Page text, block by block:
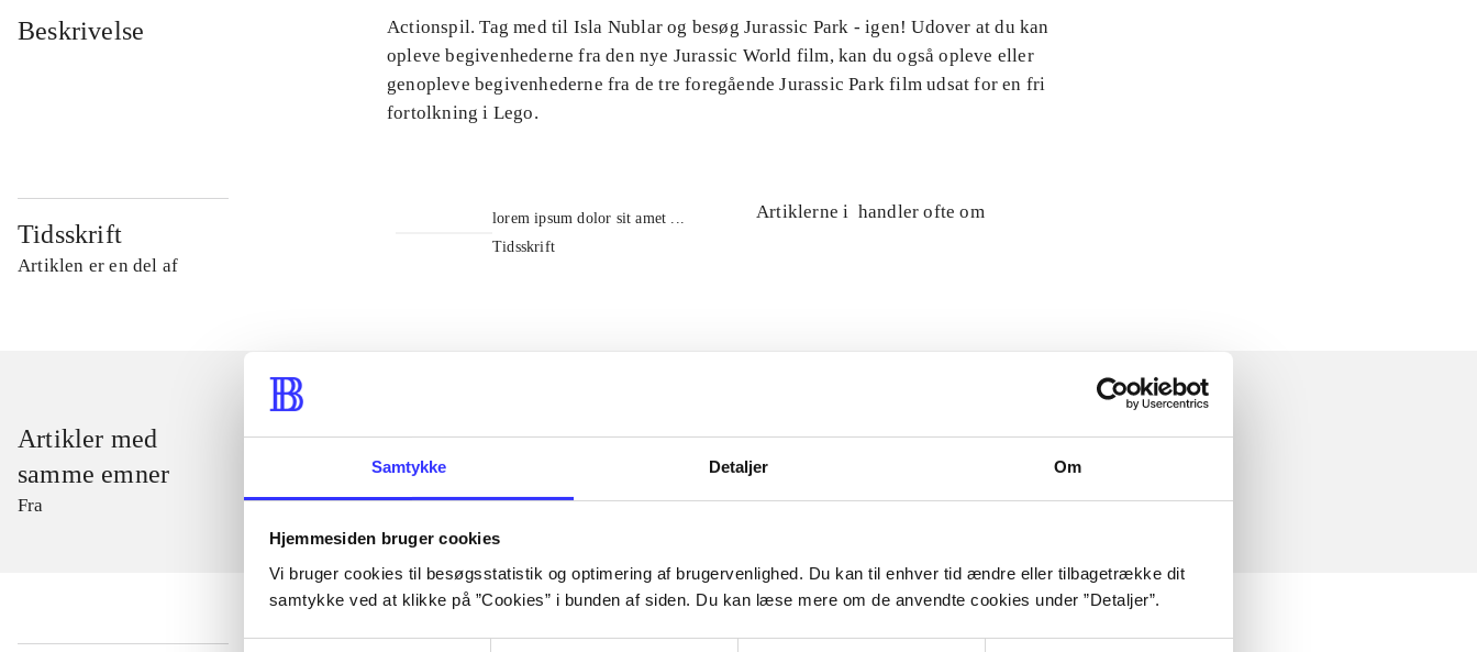
Samtykke Detaljer Om
Hjemmesiden bruger cookies
Vi bruger cookies til besøgsstatistik og optimering af brugervenlighed. Du kan til enhver tid ændre eller tilbagetrække dit
samtykke ved at klikke på ”Cookies” i bunden af siden. Du kan læse mere om de anvendte cookies under ”Detaljer”.
Beskrivelse
Actionspil. Tag med til Isla Nublar og besøg Jurassic Park - igen! Udover at du kan
opleve begivenhederne fra den nye Jurassic World film, kan du også opleve eller
genopleve begivenhederne fra de tre foregående Jurassic Park film udsat for en fri
fortolkning i Lego.
Tidsskrift
Artiklen er en del af
lorem ipsum dolor sit amet ...
Tidsskrift
Artiklerne i handler ofte om
Artikler med
samme emner
Fra